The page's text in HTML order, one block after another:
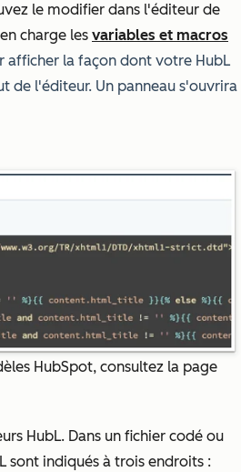
le modifier dans l'éditeur de
charge les variables et macros
afficher la façon dont votre HubL
de l'éditeur. Un panneau s'ouvrira
HubSpot, consultez la page
HubL. Dans un fichier codé ou
sont indiqués à trois endroits :